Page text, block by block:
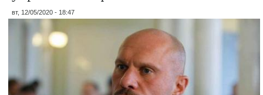
вт, 12/05/2020 - 18:47